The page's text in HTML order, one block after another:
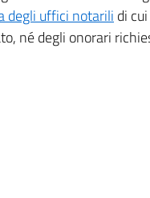
degli uffici notarili di
né degli onorari